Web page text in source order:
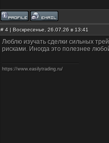
# 4 | Воскресенье, 26.07.26 в 13:41
Люблю изучать сделки сильных
рисками. Иногда это полезнее
https://www.easilytrading.ru/